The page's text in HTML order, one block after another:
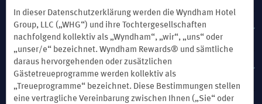
ENTDECKEN SIE WYNDHAM HOTELS & RESORTS
WYNDHAM BUSINESS
In dieser Datenschutzerklärung werden die Wyndham Hotel
Group, LLC („WHG“) und ihre Tochtergesellschaften
nachfolgend kollektiv als „Wyndham“, „wir“, „uns“ oder
„unser/e“ bezeichnet. Wyndham Rewards® und sämtliche
daraus hervorgehenden oder zusätzlichen
Gästetreueprogramme werden kollektiv als
„Treueprogramme“ bezeichnet. Diese Bestimmungen stellen
eine vertragliche Vereinbarung zwischen Ihnen („Sie“ oder